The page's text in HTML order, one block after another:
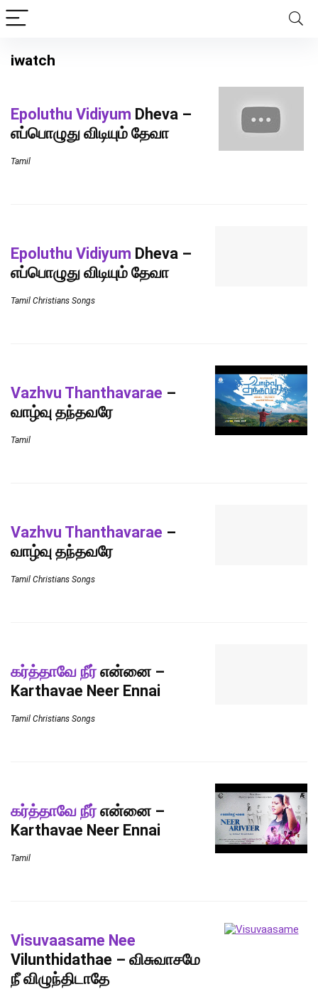
iwatch
Epoluthu Vidiyum Dheva –
எப்பொழுது விடியும் தேவா
Tamil
Epoluthu Vidiyum Dheva –
எப்பொழுது விடியும் தேவா
Tamil Christians Songs
Vazhvu Thanthavarae –
வாழ்வு தந்தவரே
Tamil
Vazhvu Thanthavarae –
வாழ்வு தந்தவரே
Tamil Christians Songs
கர்த்தாவே நீர்என்னை –
Karthavae Neer Ennai
Tamil Christians Songs
கர்த்தாவே நீர்என்னை –
Karthavae Neer Ennai
Tamil
Visuvaasame Nee
Vilunthidathae – விசுவாசமே
நீ விழுந்திடாதே